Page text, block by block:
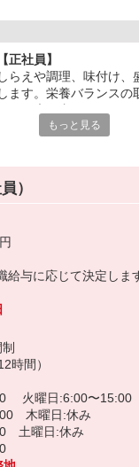
正社員】
らえや調理、味付け、
ます。栄養バランスの
を過ごしていただける
もっと見る
）
与に応じて決定しま
時間）
火曜日:6:00〜15:00
木曜日:休み
土曜日:休み